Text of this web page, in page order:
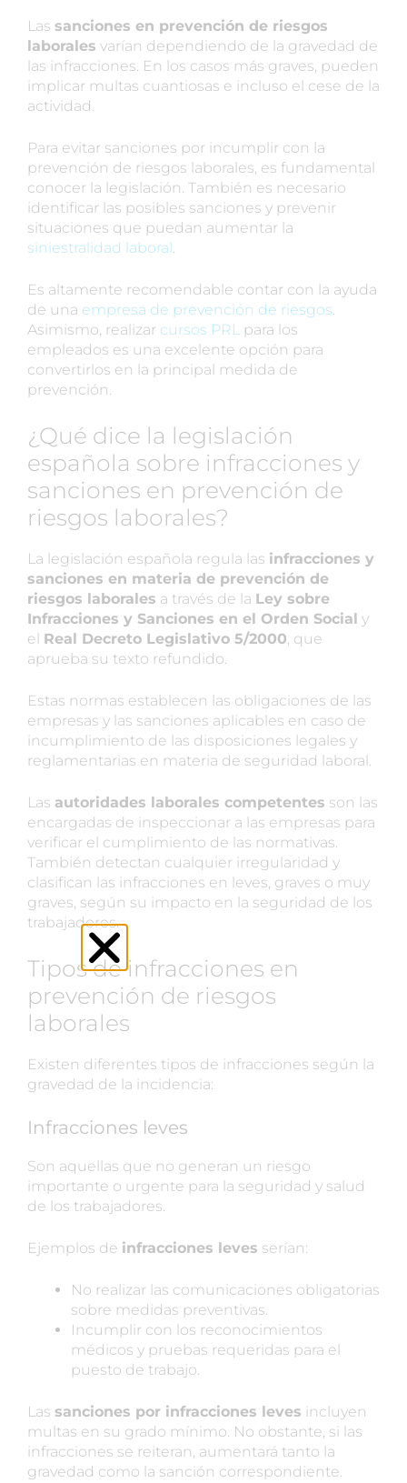
Las sanciones en prevención de riesgos
laborales varían dependiendo de la gravedad de
las infracciones. En los casos más graves, pueden
implicar multas cuantiosas e incluso el cese de la
actividad.
Para evitar sanciones por incumplir con la
prevención de riesgos laborales, es fundamental
conocer la legislación. También es necesario
identificar las posibles sanciones y prevenir
situaciones que puedan aumentar la
siniestralidad laboral.
Es altamente recomendable contar con la ayuda
de una empresa de prevención de riesgos.
Asimismo, realizar cursos PRL para los
empleados es una excelente opción para
convertirlos en la principal medida de
prevención.
¿Qué dice la legislación
española sobre infracciones y
sanciones en prevención de
riesgos laborales?
La legislación española regula las infracciones y
sanciones en materia de prevención de
riesgos laborales a través de la Ley sobre
Infracciones y Sanciones en el Orden Social y
el Real Decreto Legislativo 5/2000, que
aprueba su texto refundido.
Estas normas establecen las obligaciones de las
empresas y las sanciones aplicables en caso de
incumplimiento de las disposiciones legales y
reglamentarias en materia de seguridad laboral.
Las autoridades laborales competentes son las
encargadas de inspeccionar a las empresas para
verificar el cumplimiento de las normativas.
También detectan cualquier irregularidad y
clasifican las infracciones en leves, graves o muy
graves, según su impacto en la seguridad de los
trabajadores.
Tipos de infracciones en
prevención de riesgos
laborales
Existen diferentes tipos de infracciones según la
gravedad de la incidencia:
Infracciones leves
Son aquellas que no generan un riesgo
importante o urgente para la seguridad y salud
de los trabajadores.
Ejemplos de infracciones leves serían:
No realizar las comunicaciones obligatorias
sobre medidas preventivas.
Incumplir con los reconocimientos
médicos y pruebas requeridas para el
puesto de trabajo.
Las sanciones por infracciones leves incluyen
multas en su grado mínimo. No obstante, si las
infracciones se reiteran, aumentará tanto la
gravedad como la sanción correspondiente.